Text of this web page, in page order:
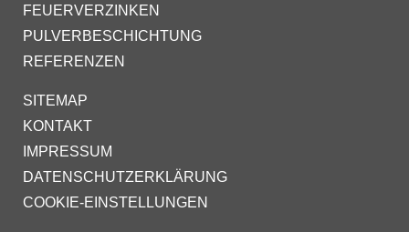
FEUERVERZINKEN
PULVERBESCHICHTUNG
REFERENZEN
SITEMAP
KONTAKT
IMPRESSUM
DATENSCHUTZERKLÄRUNG
COOKIE-EINSTELLUNGEN